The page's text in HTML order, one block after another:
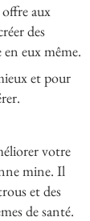
aux
des
eux même.
et pour
votre
mine. Il
et des
de santé.